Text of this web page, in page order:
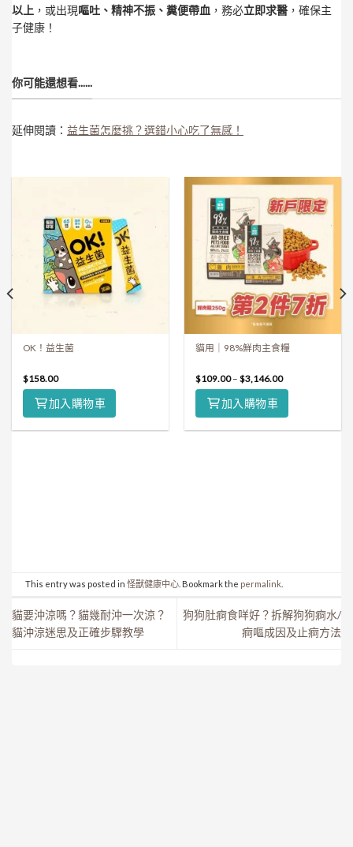
以上 ，或出現嘔吐、精神不振、糞便帶血 ，務必立即求醫 ，確保主
子健康！
你可能還想看......
延伸閱讀： 益生菌怎麼挑？選錯小心吃了無感！
OK！益生菌
$158.00
加入購物車
貓用｜98%鮮肉主食糧
$109.00–$3,146.00
加入購物車
This entry was posted in 怪獸健康中心. Bookmark the permalink.
貓要沖涼嗎？貓幾耐沖一次涼？
貓沖涼迷思及正確步驟教學
狗狗肚痾食咩好？拆解狗狗痾水/
痾嘔成因及止痾方法